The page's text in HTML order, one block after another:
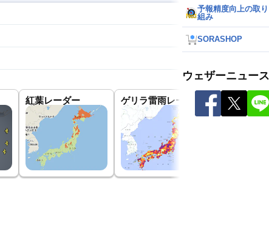
紅葉レーダー ゲリラ雷雨レーダー 世界の雨雲
予報精度向上の取り
組み
SORASHOP
ウェザーニュー